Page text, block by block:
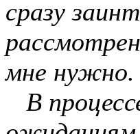
сразу
мне нужно.
В